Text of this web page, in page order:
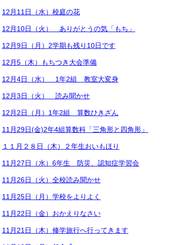
12月11日（水）校庭の花
12月10日（火） ありがとうの気「もち」
12月9日（月）2学期も残り10日です
12月5（木）もちつき大会準備
12月4日（水） 1年2組 教室大変身
12月3日（火） 読み聞かせ
12月2日（月）1年2組 算数ひきざん
11月29日(金)2年4組算数科「三角形と四角形」
１１月２８日（木）２年生おいもほり
11月27日（水）6年生 防災、認知症学習会
11月26日（火）全校読み聞かせ
11月25日（月）学校をよりよく
11月22日（金）おかえりなさい
11月21日（木）修学旅行へ行ってきます